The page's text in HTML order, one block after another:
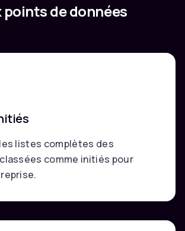
de données
listes complètes des
comme initiés pour